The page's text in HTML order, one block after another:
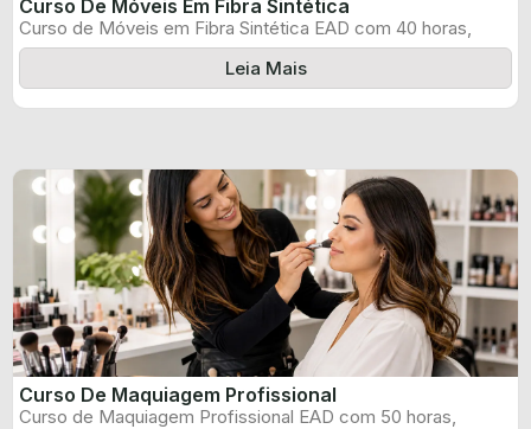
Curso De Móveis Em Fibra Sintética
Curso de Móveis em Fibra Sintética EAD com 40 horas,
certificado informado pelo ...
Leia Mais
Curso De Maquiagem Profissional
Curso de Maquiagem Profissional EAD com 50 horas,